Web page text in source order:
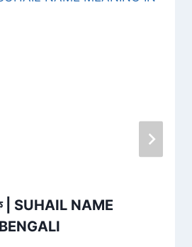
কি | SUHAIL NAME